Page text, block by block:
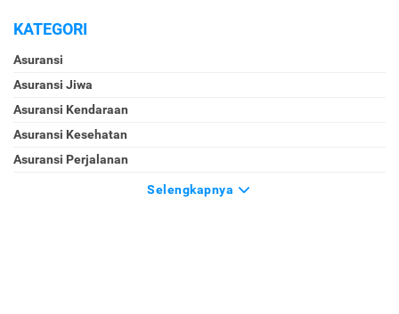
KATEGORI
Asuransi
Asuransi Jiwa
Asuransi Kendaraan
Asuransi Kesehatan
Asuransi Perjalanan
Selengkapnya